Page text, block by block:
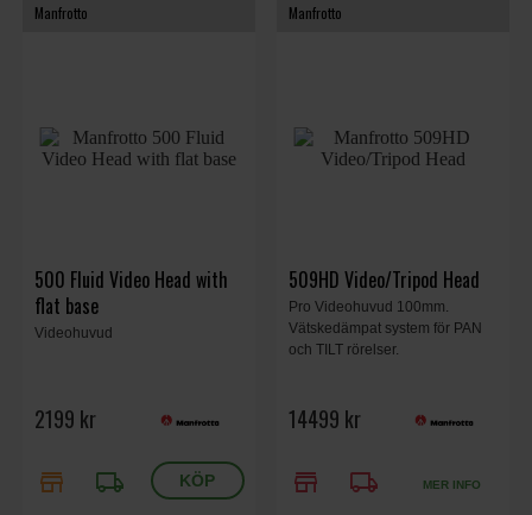
Manfrotto
500 Fluid Video Head with
flat base
Videohuvud
2199 kr
store local_shipping
Manfrotto
509HD Video/Tripod Head
Pro Videohuvud 100mm.
Vätskedämpat system för PAN
och TILT rörelser.
14499 kr
store local_shipping MER INFO